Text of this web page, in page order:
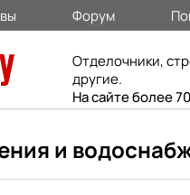
Форум
Отделочники,
другие.
На сайте более
и